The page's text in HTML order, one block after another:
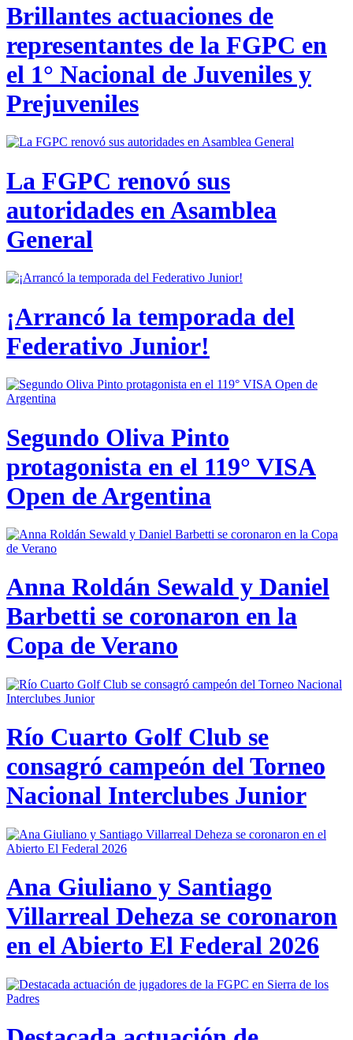
Brillantes actuaciones de
representantes de la FGPC en
el 1° Nacional de Juveniles y
Prejuveniles
La FGPC renovó sus
autoridades en Asamblea
General
¡Arrancó la temporada del
Federativo Junior!
Segundo Oliva Pinto
protagonista en el 119° VISA
Open de Argentina
Anna Roldán Sewald y Daniel
Barbetti se coronaron en la
Copa de Verano
Río Cuarto Golf Club se
consagró campeón del Torneo
Nacional Interclubes Junior
Ana Giuliano y Santiago
Villarreal Deheza se coronaron
en el Abierto El Federal 2026